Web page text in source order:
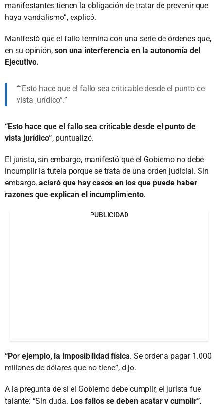
manifestantes tienen la obligación de tratar de prevenir que
haya vandalismo”, explicó.
Manifestó que el fallo termina con una serie de órdenes que,
en su opinión, son una interferencia en la autonomía del
Ejecutivo.
“Esto hace que el fallo sea criticable desde el punto de
vista jurídico”.
“Esto hace que el fallo sea criticable desde el punto de
vista jurídico”, puntualizó.
El jurista, sin embargo, manifestó que el Gobierno no debe
incumplir la tutela porque se trata de una orden judicial. Sin
embargo, aclaró que hay casos en los que puede haber
razones que explican el incumplimiento.
PUBLICIDAD
“Por ejemplo, la imposibilidad física. Se ordena pagar 1.000
millones de dólares que no tiene”, dijo.
A la pregunta de si el Gobierno debe cumplir, el jurista fue
tajante: “Sin duda. Los fallos se deben acatar y cumplir”,